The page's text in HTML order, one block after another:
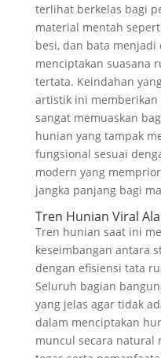
terlihat berkelas bagi
material mentah
besi, dan bata
menciptakan suasana
tertata. Keindahan
artistik ini
sangat memuaskan
hunian yang tampak
fungsional sesuai
modern yang
jangka panjang bagi
Tren Hunian Viral
Tren hunian saat ini
keseimbangan antara
dengan efisiensi tata
Seluruh bagian
yang jelas agar tidak
dalam menciptakan
muncul secara natural